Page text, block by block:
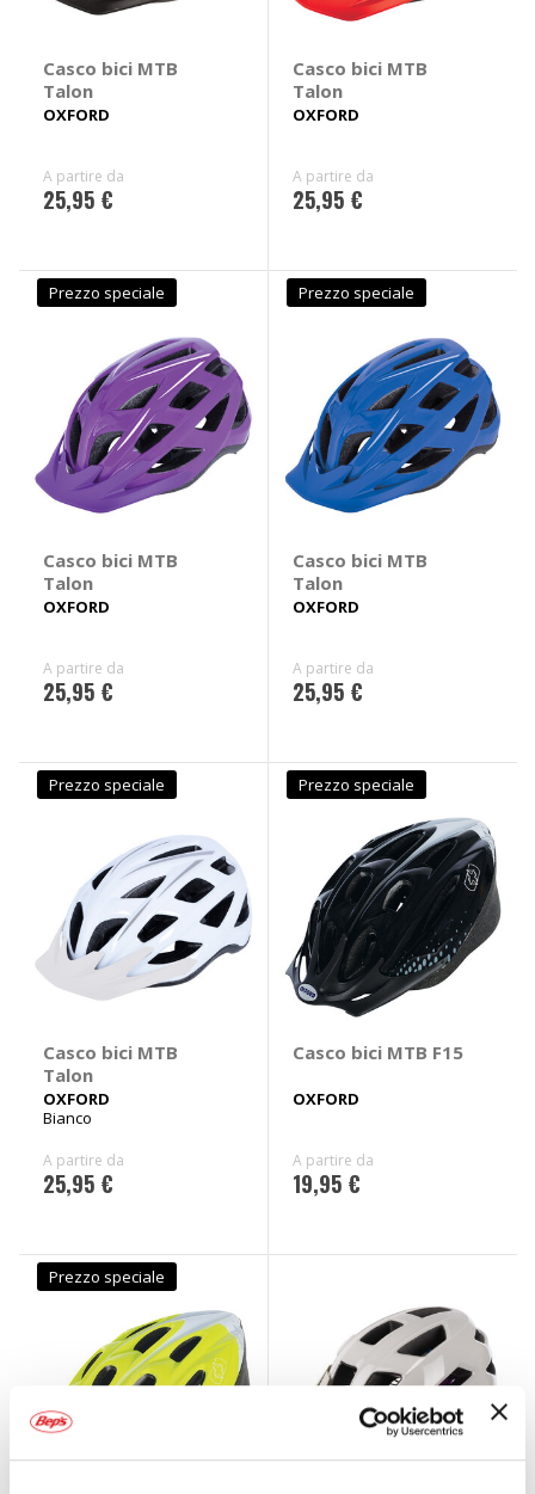
Casco bici MTB
Talon
OXFORD
A partire da
25,95 €
Casco bici MTB
Talon
OXFORD
A partire da
25,95 €
Prezzo speciale
Casco bici MTB
Talon
OXFORD
A partire da
25,95 €
Prezzo speciale
Casco bici MTB
Talon
OXFORD
A partire da
25,95 €
Prezzo speciale
Casco bici MTB
Talon
OXFORD
Bianco
A partire da
25,95 €
Prezzo speciale
Casco bici MTB F15
OXFORD
A partire da
19,95 €
Prezzo speciale